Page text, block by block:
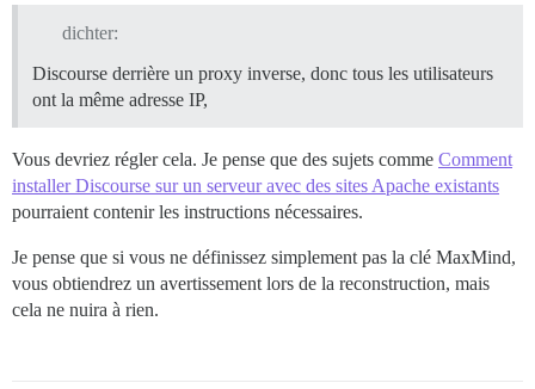
dichter:
Discourse derrière un proxy inverse, donc tous les utilisateurs
ont la même adresse IP,
Vous devriez régler cela. Je pense que des sujets comme Comment
installer Discourse sur un serveur avec des sites Apache existants
pourraient contenir les instructions nécessaires.
Je pense que si vous ne définissez simplement pas la clé MaxMind,
vous obtiendrez un avertissement lors de la reconstruction, mais
cela ne nuira à rien.